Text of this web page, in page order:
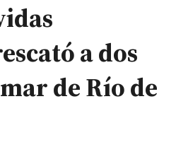
a dos
de Río de